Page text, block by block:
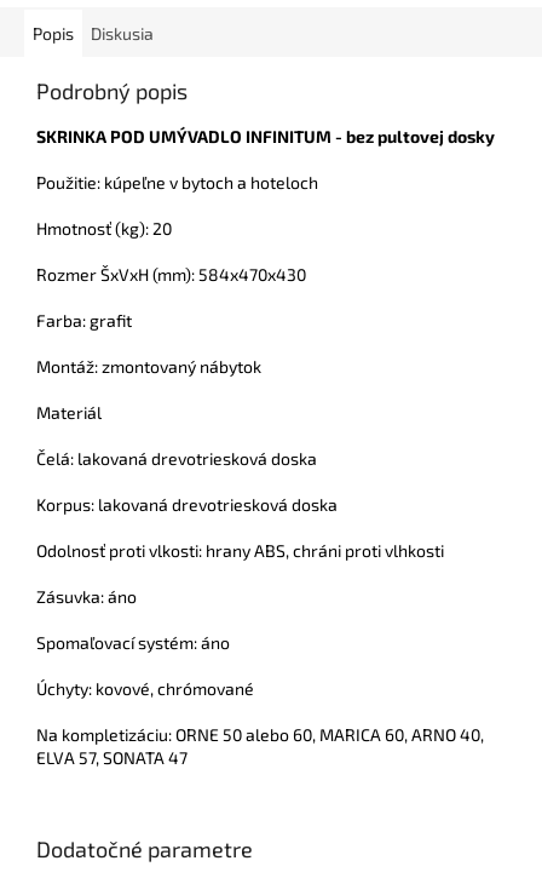
Popis Diskusia
Podrobný popis
SKRINKA POD UMÝVADLO INFINITUM - bez pultovej dosky
Použitie: kúpeľne v bytoch a hoteloch
Hmotnosť (kg): 20
Rozmer ŠxVxH (mm): 584x470x430
Farba: grafit
Montáž: zmontovaný nábytok
Materiál
Čelá: lakovaná drevotriesková doska
Korpus: lakovaná drevotriesková doska
Odolnosť proti vlkosti: hrany ABS, chráni proti vlhkosti
Zásuvka: áno
Spomaľovací systém: áno
Úchyty: kovové, chrómované
Na kompletizáciu: ORNE 50 alebo 60, MARICA 60, ARNO 40,
ELVA 57, SONATA 47
Dodatočné parametre